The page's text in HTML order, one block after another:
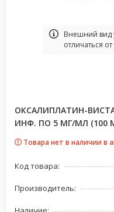
Bнешний вид
отличаться
ОКСАЛИПЛАТИН-
ИНФ. ПО 5 МГ/МЛ (100
Товара нет в наличии в
Код товара:
Производитель: